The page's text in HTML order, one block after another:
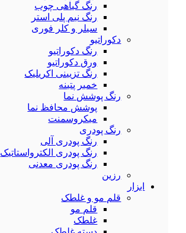
رنگ گیاهی چوب
رنگ نیم پلی استر
سیلر و کلر فوری
دکوراتیو
رنگ دکوراتیو
ورق دکوراتیو
رنگ تزیینی اکریلیک
خمیر پتینه
رنگ پوشش نما
پوشش محافظ نما
میکروسمنت
رنگ پودری
رنگ پودری آلی
رنگ پودری الکترواستاتیک
رنگ پودری معدنی
رزین
ابزار
قلم مو و غلطک
قلم مو
غلطک